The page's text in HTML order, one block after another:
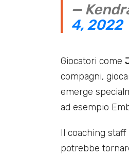
—
4, 2022
Giocatori come
compagni,
emerge
ad esempio
Il coaching
potrebbe